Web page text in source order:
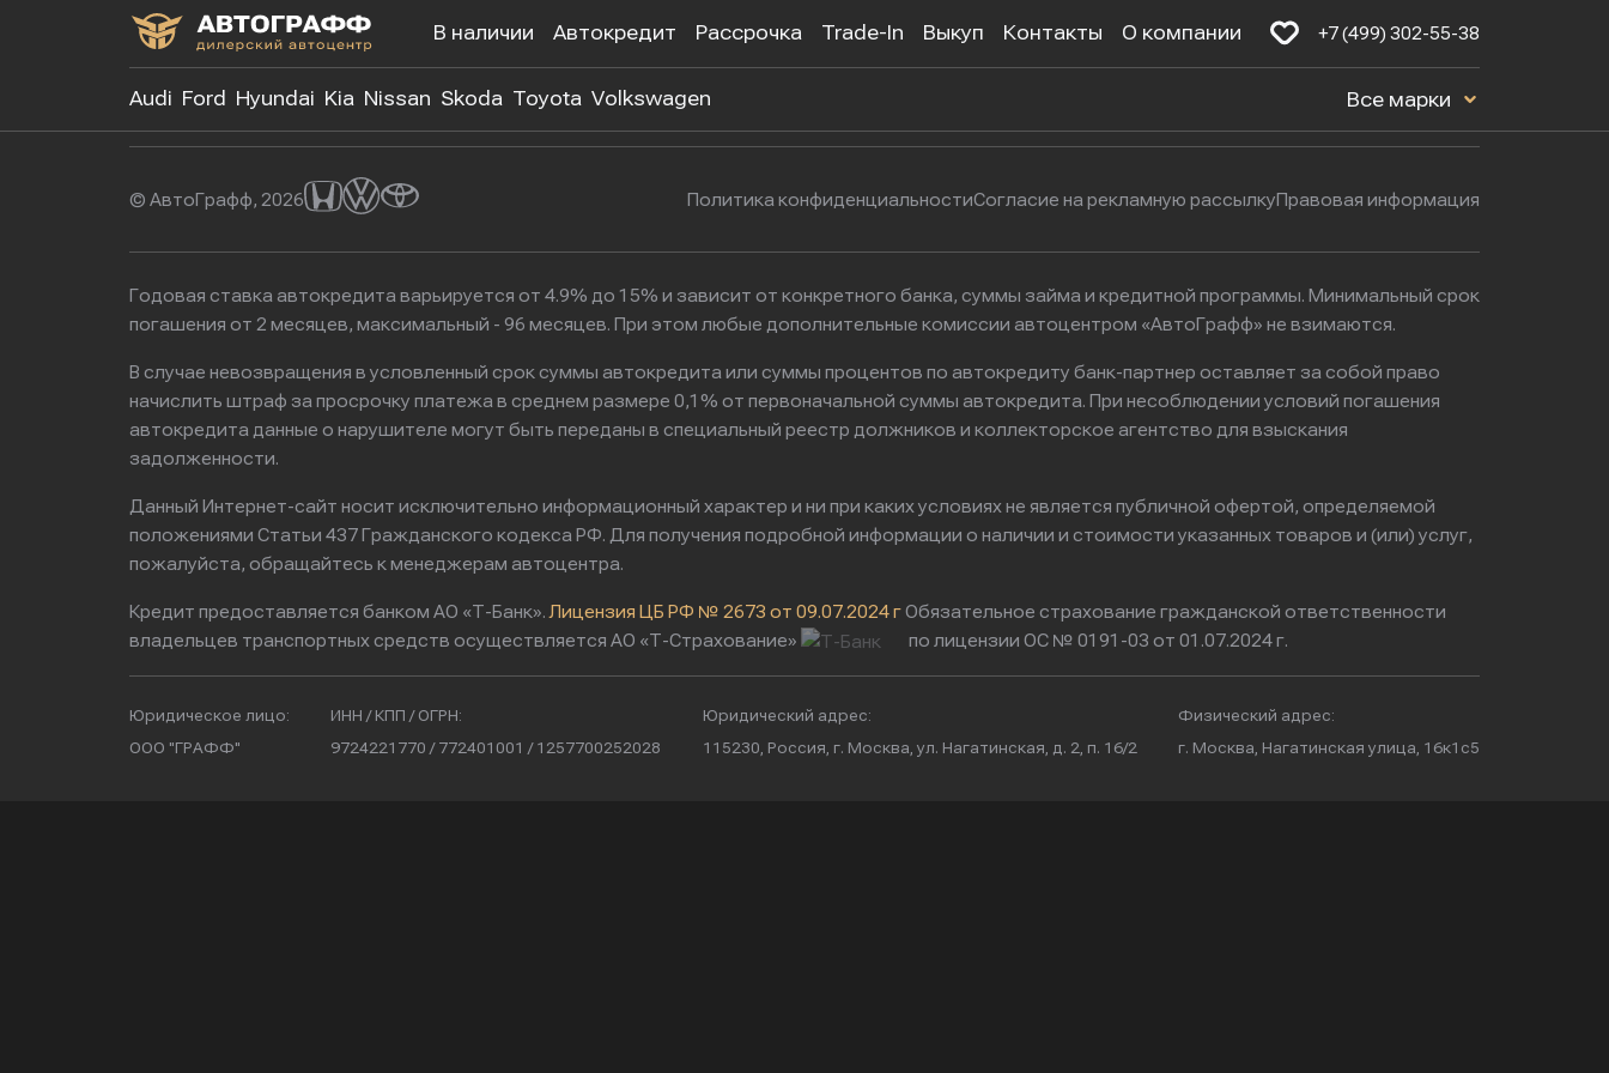
В наличии Автокредит Рассрочка Trade-In Выкуп Контакты О компании +7 (499) 302-55-38
Audi Ford Hyundai Kia Nissan Skoda Toyota Volkswagen Все марки
+7 (499) 302-55-38
Выходные: с 9:00 до 22:00
© АвтоГрафф, 2026 Политика конфиденциальностиСогласие на рекламную рассылкуПравовая информация
Годовая ставка автокредита варьируется от 4.9% до 15% и зависит от конкретного банка, суммы займа и кредитной программы. Минимальный срок
погашения от 2 месяцев, максимальный - 96 месяцев. При этом любые дополнительные комиссии автоцентром «АвтоГрафф» не взимаются.
В случае невозвращения в условленный срок суммы автокредита или суммы процентов по автокредиту банк-партнер оставляет за собой право
начислить штраф за просрочку платежа в среднем размере 0,1% от первоначальной суммы автокредита. При несоблюдении условий погашения
автокредита данные о нарушителе могут быть переданы в специальный реестр должников и коллекторское агентство для взыскания
задолженности.
Данный Интернет-сайт носит исключительно информационный характер и ни при каких условиях не является публичной офертой, определяемой
положениями Статьи 437 Гражданского кодекса РФ. Для получения подробной информации о наличии и стоимости указанных товаров и (или) услуг,
пожалуйста, обращайтесь к менеджерам автоцентра.
Кредит предоставляется банком АО «Т-Банк». Лицензия ЦБ РФ № 2673 от 09.07.2024 гОбязательное страхование гражданской ответственности
владельцев транспортных средств осуществляется АО «Т-Страхование»
по лицензии ОС № 0191-03 от 01.07.2024 г.
Юридическое лицо:
ООО "ГРАФФ"
ИНН / КПП / ОГРН:
9724221770 / 772401001 / 1257700252028
Юридический адрес:
115230, Россия, г. Москва, ул. Нагатинская, д. 2, п. 16/2
Физический адрес:
г. Москва, Нагатинская улица, 16к1с5